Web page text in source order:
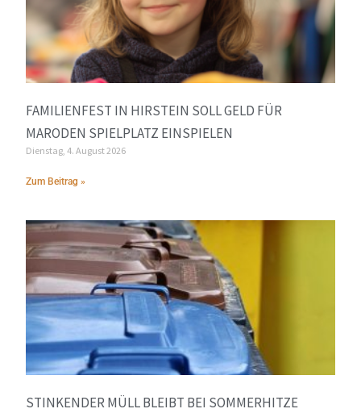
FAMILIENFEST IN HIRSTEIN SOLL GELD FÜR
MARODEN SPIELPLATZ EINSPIELEN
Dienstag, 4. August 2026
Zum Beitrag »
STINKENDER MÜLL BLEIBT BEI SOMMERHITZE